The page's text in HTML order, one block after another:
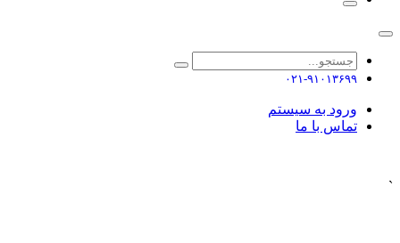
۰۲۱-۹۱۰۱۳۶۹۹
ورود به سیستم
تماس با ما
`